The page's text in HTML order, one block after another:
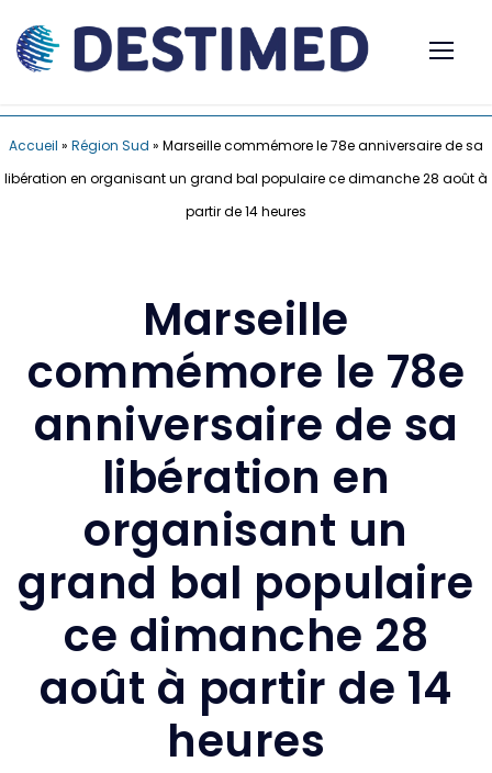
Accueil » Région Sud » Marseille commémore le 78e anniversaire de sa
libération en organisant un grand bal populaire ce dimanche 28 août à
partir de 14 heures
Marseille
commémore le 78e
anniversaire de sa
libération en
organisant un
grand bal populaire
ce dimanche 28
août à partir de 14
heures